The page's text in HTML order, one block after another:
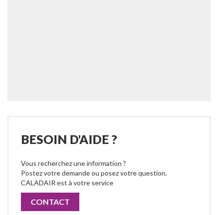
BESOIN D'AIDE ?
Vous recherchez une information ?
Postez votre demande ou posez votre question.
CALADAIR est à votre service
CONTACT